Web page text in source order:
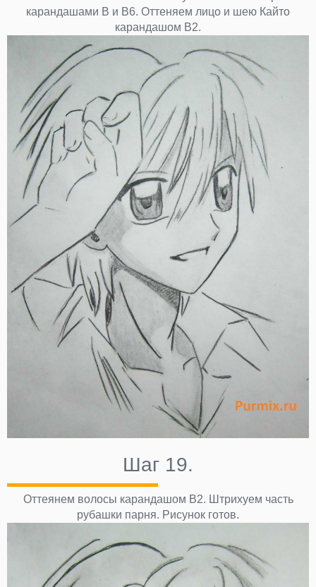
карандашами В и В6. Оттеняем лицо и шею Кайто
карандашом В2.
Шаг 19.
Оттеянем волосы карандашом В2. Штрихуем часть
рубашки парня. Рисунок готов.